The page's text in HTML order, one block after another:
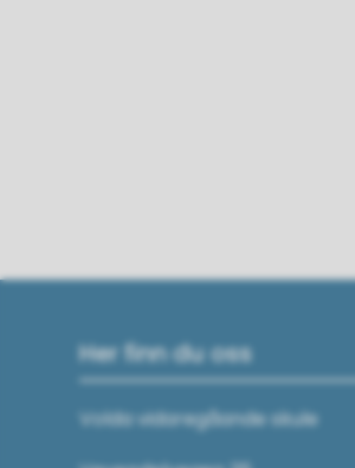
Her finn du oss
Volda vidaregåande skule